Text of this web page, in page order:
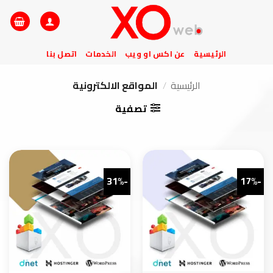
الرئيسية عن اكس او ويب الخدمات اتصل بنا
الرئيسية / المواقع الالكترونية
تصفية
-17%
-31%